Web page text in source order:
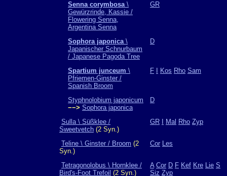
Senna corymbosa\
Gewürzrinde, Kassie /
Flowering Senna,
Argentina Senna
GR
Sophora japonica\
Japanischer Schnurbaum
/ Japanese Pagoda Tree
D
Spartium junceum \
Pfriemen-Ginster /
Spanish Broom
F Kos Rho Sam
Styphnolobium japonicum
−−> Sophora japonica
D
Sulla \ Süßklee /
Sweetvetch (2 Syn.)
GR Mal Rho Zyp
Teline \ Ginster / Broom (2
Syn.)
Cor Les
Tetragonolobus \ Hornklee /
Bird's-Foot Trefoil (2 Syn.)
A Cor D F Kef Kre Lie S
Siz Zyp